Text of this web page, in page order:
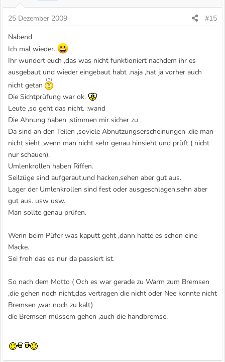
25 Dezember 2009
#15
Nabend
Ich mal wieder.
Ihr wundert euch ,das was nicht funktioniert nachdem ihr es
ausgebaut und wieder eingebaut habt .naja ,hat ja vorher auch
nicht getan
Die Sichtprüfung war ok.
Leute ,so geht das nicht. :wand
Die Ahnung haben ,stimmen mir sicher zu .
Da sind an den Teilen ,soviele Abnutzungserscheinungen ,die man
nicht sieht ,wenn man nicht sehr genau hinsieht und prüft ( nicht
nur schauen).
Umlenkrollen haben Riffen.
Seilzüge sind aufgeraut,und hacken,sehen aber gut aus.
Lager der Umlenkrollen sind fest oder ausgeschlagen,sehn aber
gut aus. usw usw.
Man sollte genau prüfen.
Wenn beim Püfer was kaputt geht ,dann hatte es schon eine
Macke.
Sei froh das es nur da passiert ist.
So nach dem Motto ( Och es war gerade zu Warm zum Bremsen
,die gehen noch nicht,das vertragen die nicht oder Nee konnte nicht
Bremsen ,war noch zu kalt)
die Bremsen müssem gehen ,auch die handbremse.
: